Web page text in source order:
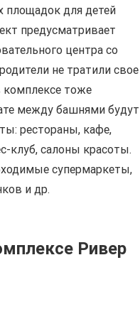
площадок для детей
предусматривает
центра со
не тратили свое
комплексе тоже
между башнями будут
рестораны, кафе,
клуб, салоны красоты.
супермаркеты,
и др.
Ривер